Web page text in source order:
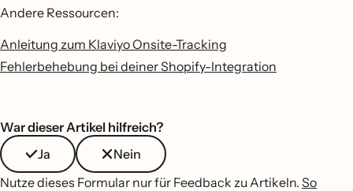
Andere Ressourcen:
Anleitung zum Klaviyo Onsite-Tracking
Fehlerbehebung bei deiner Shopify-Integration
War dieser Artikel hilfreich?
Ja
Nein
Nutze dieses Formular nur für Feedback zu Artikeln. So